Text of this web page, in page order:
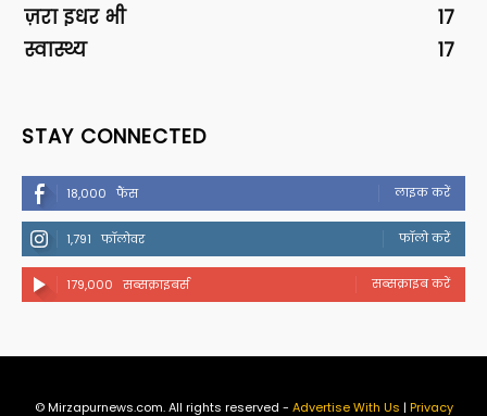
ज़रा इधर भी
17
स्वास्थ्य
17
STAY CONNECTED
18,000 फैंस लाइक करें
1,791 फॉलोवर फॉलो करें
179,000 सब्सक्राइबर्स सब्सक्राइब करें
© Mirzapurnews.com. All rights reserved - Advertise With Us | Privacy